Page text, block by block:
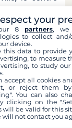
sympa. La
est très
“C’est très
la sortie du
est vraiment
vous aurez
plages
à vous.
la sublime
your
8 partners, we
to collect
device.
this data to provide
to measure
to study
accept all cookies
or reject them
You can also
clicking on the
will be valid for this
will not contact you